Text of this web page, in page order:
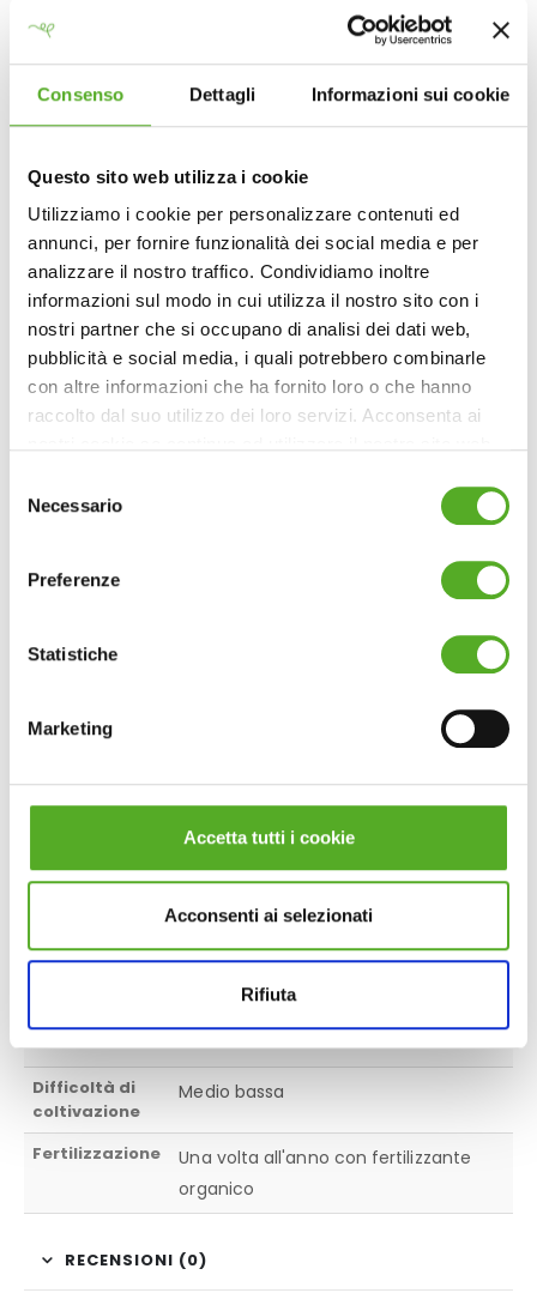
Consenso Dettagli Informazioni sui cookie
Questo sito web utilizza i cookie
Utilizziamo i cookie per personalizzare contenuti ed
annunci, per fornire funzionalità dei social media e per
analizzare il nostro traffico. Condividiamo inoltre
informazioni sul modo in cui utilizza il nostro sito con i
nostri partner che si occupano di analisi dei dati web,
pubblicità e social media, i quali potrebbero combinarle
con altre informazioni che ha fornito loro o che hanno
raccolto dal suo utilizzo dei loro servizi. Acconsenta ai
delNecessario
Preferenze
Statistiche
Marketing
Accetta tutti i cookie
Acconsenti ai selezionati
Rifiuta
Famiglia Crassulaceae
Genere Sedum
Specie
Sedum album coral carpet, Sedum
album murale, Sedum dasyphyllum,
Kamtschaticum, Sedum makinoi,
Sedum montanum, Sedum reflexum
spruce, Sedum Sexangulare, Sedum
Spurium coccineum, Sedum spurium
glory, Sedum spurium tricolor, Sedum
spurium woodo, Sedum takesimense
Altezza
Pieno sole
Tipo di terreno
Estate, Primavera
Saltuaria
Manutenzione Bassa
Difficoltà di
coltivazione
Medio bassa
Fertilizzazione
Una volta all'anno con fertilizzante
organico
RECENSIONI (0)